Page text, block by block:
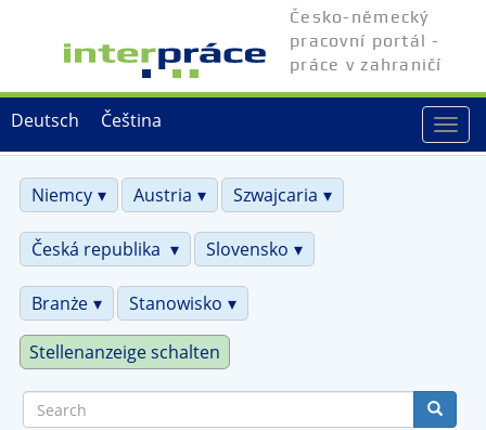
Čeština
Deutsch
Česko-německý
pracovní portál -
práce v zahraničí
Niemcy
Austria Szwajcaria
Česká republika Slovensko
Branże Stanowisko
Stellenanzeige schalten